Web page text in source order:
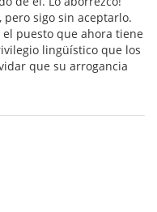
sigo sin aceptarlo.
puesto que ahora tiene
lingüístico que los
que su arrogancia